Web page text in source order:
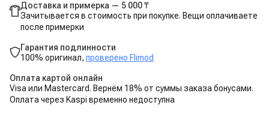
Доставка и примерка — 5 000 ₸
Зачитывается в стоимость при покупке. Вещи оплачиваете
после примерки
Гарантия подлинности
100% оригинал, проверено Flimod
Оплата картой онлайн
Visa или Mastercard. Вернём 18% от суммы заказа бонусами.
Оплата через Kaspi временно недоступна